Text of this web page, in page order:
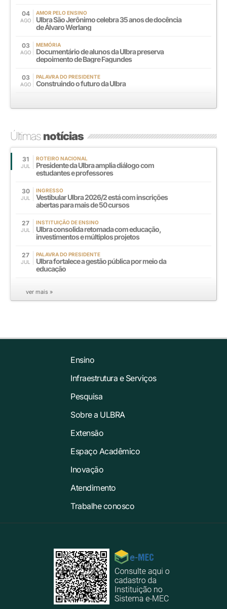
04
AGO
AMOR PELO ENSINO
Ulbra São Jerônimo celebra 35 anos de docência
de Álvaro Werlang
03
AGO
MEMÓRIA
Documentário de alunos da Ulbra preserva
depoimento de Bagre Fagundes
03
AGO
PALAVRA DO PRESIDENTE
Construindo o futuro da Ulbra
Últimasnotícias
31
JUL
ROTEIRO NACIONAL
Presidente da Ulbra amplia diálogo com
estudantes e professores
30
JUL
INGRESSO
Vestibular Ulbra 2026/2 está com inscrições
abertas para mais de 50 cursos
27
JUL
INSTITUIÇÃO DE ENSINO
Ulbra consolida retomada com educação,
investimentos e múltiplos projetos
27
JUL
PALAVRA DO PRESIDENTE
Ulbra fortalece a gestão pública por meio da
educação
ver mais »
Ensino
Infraestrutura e Serviços
Pesquisa
Sobre a ULBRA
Extensão
Espaço Acadêmico
Inovação
Atendimento
Trabalhe conosco